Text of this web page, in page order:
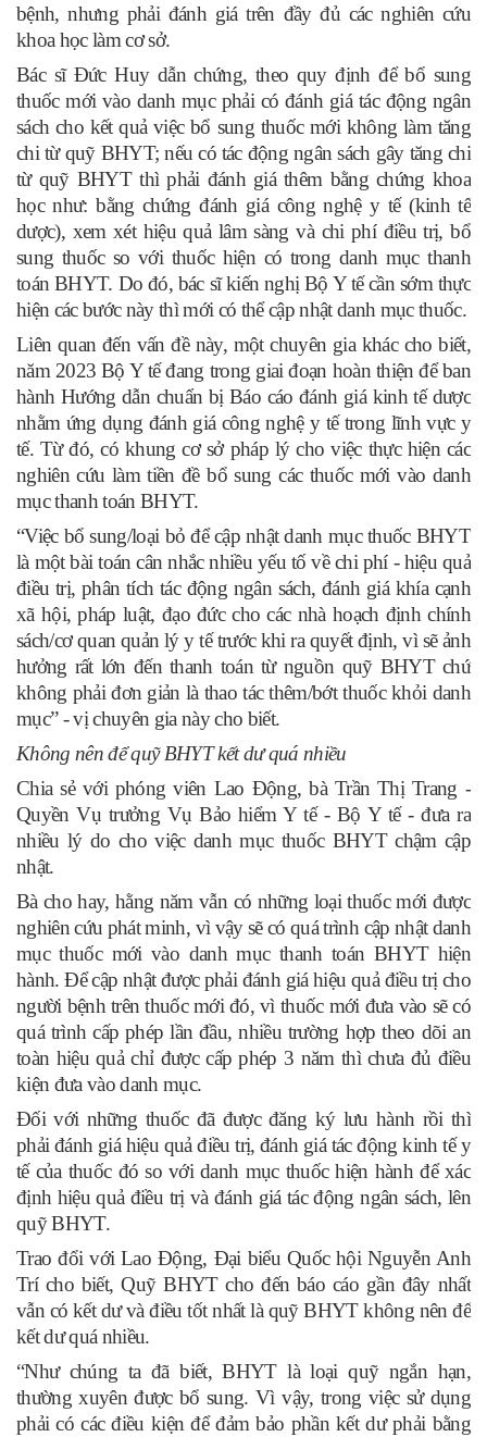
bệnh, nhưng phải đánh giá trên đầy đủ các nghiên cứu
khoa học làm cơ sở.
Bác sĩ Đức Huy dẫn chứng, theo quy định để bổ sung
thuốc mới vào danh mục phải có đánh giá tác động ngân
sách cho kết quả việc bổ sung thuốc mới không làm tăng
chi từ quỹ BHYT; nếu có tác động ngân sách gây tăng chi
từ quỹ BHYT thì phải đánh giá thêm bằng chứng khoa
học như: bằng chứng đánh giá công nghệ y tế (kinh tế
dược), xem xét hiệu quả lâm sàng và chi phí điều trị, bổ
sung thuốc so với thuốc hiện có trong danh mục thanh
toán BHYT. Do đó, bác sĩ kiến nghị Bộ Y tế cần sớm thực
hiện các bước này thì mới có thể cập nhật danh mục thuốc.
Liên quan đến vấn đề này, một chuyên gia khác cho biết,
năm 2023 Bộ Y tế đang trong giai đoạn hoàn thiện để ban
hành Hướng dẫn chuẩn bị Báo cáo đánh giá kinh tế dược
nhằm ứng dụng đánh giá công nghệ y tế trong lĩnh vực y
tế. Từ đó, có khung cơ sở pháp lý cho việc thực hiện các
nghiên cứu làm tiền đề bổ sung các thuốc mới vào danh
mục thanh toán BHYT.
“Việc bổ sung/loại bỏ để cập nhật danh mục thuốc BHYT
là một bài toán cân nhắc nhiều yếu tố về chi phí - hiệu quả
điều trị, phân tích tác động ngân sách, đánh giá khía cạnh
xã hội, pháp luật, đạo đức cho các nhà hoạch định chính
sách/cơ quan quản lý y tế trước khi ra quyết định, vì sẽ ảnh
hưởng rất lớn đến thanh toán từ nguồn quỹ BHYT chứ
không phải đơn giản là thao tác thêm/bớt thuốc khỏi danh
mục” - vị chuyên gia này cho biết.
Không nên để quỹ BHYT kết dư quá nhiều
Chia sẻ với phóng viên Lao Động, bà Trần Thị Trang -
Quyền Vụ trưởng Vụ Bảo hiểm Y tế - Bộ Y tế - đưa ra
nhiều lý do cho việc danh mục thuốc BHYT chậm cập
nhật.
Bà cho hay, hằng năm vẫn có những loại thuốc mới được
nghiên cứu phát minh, vì vậy sẽ có quá trình cập nhật danh
mục thuốc mới vào danh mục thanh toán BHYT hiện
hành. Để cập nhật được phải đánh giá hiệu quả điều trị cho
người bệnh trên thuốc mới đó, vì thuốc mới đưa vào sẽ có
quá trình cấp phép lần đầu, nhiều trường hợp theo dõi an
toàn hiệu quả chỉ được cấp phép 3 năm thì chưa đủ điều
kiện đưa vào danh mục.
Đối với những thuốc đã được đăng ký lưu hành rồi thì
phải đánh giá hiệu quả điều trị, đánh giá tác động kinh tế y
tế của thuốc đó so với danh mục thuốc hiện hành để xác
định hiệu quả điều trị và đánh giá tác động ngân sách, lên
quỹ BHYT.
Trao đổi với Lao Động, Đại biểu Quốc hội Nguyễn Anh
Trí cho biết, Quỹ BHYT cho đến báo cáo gần đây nhất
vẫn có kết dư và điều tốt nhất là quỹ BHYT không nên để
kết dư quá nhiều.
“Như chúng ta đã biết, BHYT là loại quỹ ngắn hạn,
thường xuyên được bổ sung. Vì vậy, trong việc sử dụng
phải có các điều kiện để đảm bảo phần kết dư phải bằng